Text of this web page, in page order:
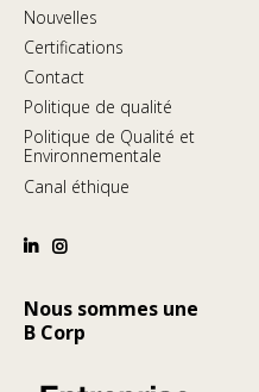
Nouvelles
Certifications
Contact
Politique de qualité
Politique de Qualité et
Environnementale
Canal éthique
Nous sommes une
B Corp